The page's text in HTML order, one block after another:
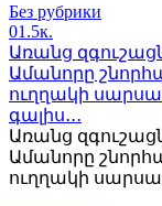
Без рубрики
01.5к.
Առանց
Ամանորը
ուղղակի
գալիս․․․
Առանց
Ամանորը
ուղղակի